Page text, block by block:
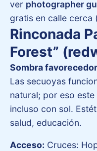
ver photographer
gratis en calle cerca
Rinconada
Forest”
Sombra
Las secuoyas
natural; por eso este
incluso con sol.
salud, educación.
Acceso: Cruces: